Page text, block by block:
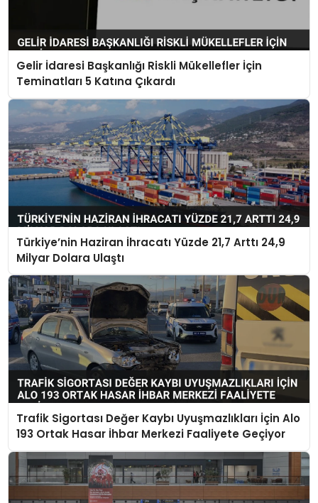
Gelir İdaresi Başkanlığı Riskli Mükellefler İçin
Teminatları 5 Katına Çıkardı
Türkiye’nin Haziran İhracatı Yüzde 21,7 Arttı 24,9
Milyar Dolara Ulaştı
Trafik Sigortası Değer Kaybı Uyuşmazlıkları İçin Alo
193 Ortak Hasar İhbar Merkezi Faaliyete Geçiyor